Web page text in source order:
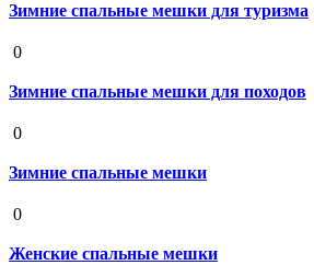
Зимние спальные мешки для туризма
0
Зимние спальные мешки для походов
0
Зимние спальные мешки
0
Женские спальные мешки